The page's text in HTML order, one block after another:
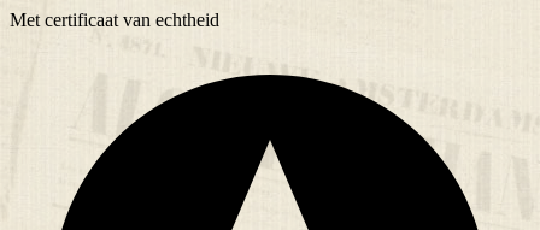
Met certificaat van echtheid